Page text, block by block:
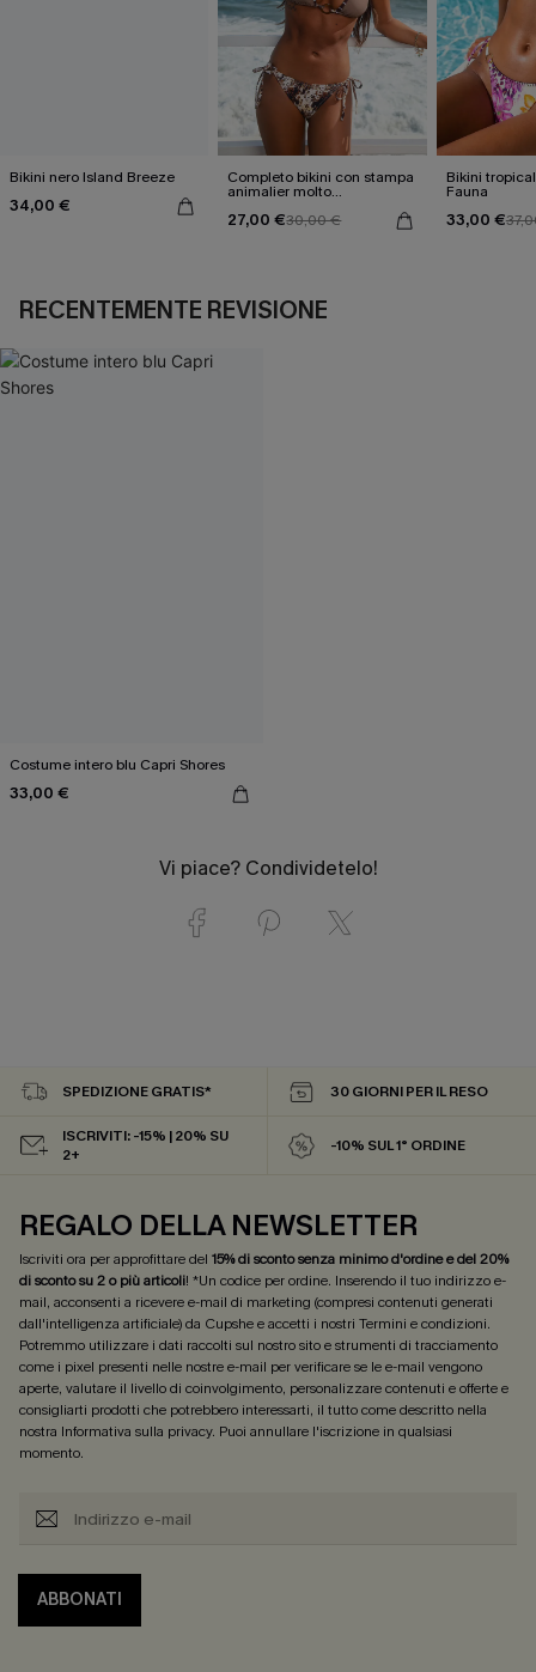
Bikini nero Island Breeze
34,00 €
Completo bikini con stampa
animalier molto
27,00 €30,00 €
Bikini
Fauna
33,00 €
RECENTEMENTE REVISIONE
Costume intero blu Capri Shores
33,00 €
Vi piace? Condividetelo!
SPEDIZIONE GRATIS* 30 GIORNI PER IL RESO
ISCRIVITI: -15% | 20% SU
2+
-10% SUL 1° ORDINE
REGALO DELLA NEWSLETTER
Iscriviti ora per approfittare del 15% di sconto senza minimo d'ordine e del 20%
di sconto su 2 o più articoli! *Un codice per ordine. Inserendo il tuo indirizzo e-
mail, acconsenti a ricevere e-mail di marketing (compresi contenuti generati
dall'intelligenza artificiale) da Cupshe e accetti i nostri Termini e condizioni.
Potremmo utilizzare i dati raccolti sul nostro sito e strumenti di tracciamento
come i pixel presenti nelle nostre e-mail per verificare se le e-mail vengono
aperte, valutare il livello di coinvolgimento, personalizzare contenuti e offerte e
consigliarti prodotti che potrebbero interessarti, il tutto come descritto nella
nostra Informativa sulla privacy. Puoi annullare l'iscrizione in qualsiasi
momento.
ABBONATI